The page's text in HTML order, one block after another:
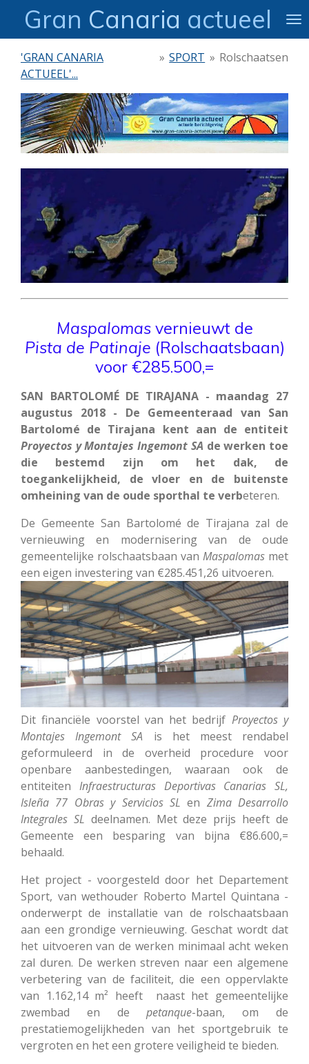
direct
hoofdinhoud
Gran Canaria actueel
'GRAN CANARIA
ACTUEEL'...
» SPORT » Rolschaatsen
Maspalomasvernieuwt de
Pista de Patinaje (Rolschaatsbaan)
voor €285.500,=
SAN BARTOLOMÉ DE TIRAJANA - maandag 27
augustus 2018 - De Gemeenteraad van San
Bartolomé de Tirajana kent aan de entiteit
Proyectos y Montajes Ingemont SA de werken toe
die bestemd zijn om het dak, de
toegankelijkheid, de vloer en de buitenste
omheining van de oude sporthal te verbeteren.
De Gemeente San Bartolomé de Tirajana zal de
vernieuwing en modernisering van de oude
gemeentelijke rolschaatsbaan van Maspalomas met
een eigen investering van €285.451,26 uitvoeren.
Dit financiële voorstel van het bedrijf Proyectos y
Montajes Ingemont SA is het meest rendabel
geformuleerd in de overheid procedure voor
openbare aanbestedingen, waaraan ook de
entiteiten Infraestructuras Deportivas Canarias SL,
Isleña 77 Obras y Servicios SL en Zima Desarrollo
Integrales SL deelnamen. Met deze prijs heeft de
Gemeente een besparing van bijna €86.600,=
behaald.
Het project - voorgesteld door het Departement
Sport, van wethouder Roberto Martel Quintana -
onderwerpt de installatie van de rolschaatsbaan
aan een grondige vernieuwing. Geschat wordt dat
het uitvoeren van de werken minimaal acht weken
zal duren. De werken streven naar een algemene
verbetering van de faciliteit, die een oppervlakte
van 1.162,14 m² heeft naast het gemeentelijke
zwembad en depetanque-baan, om de
prestatiemogelijkheden van het sportgebruik te
vergroten en het een grotere veiligheid te bieden.